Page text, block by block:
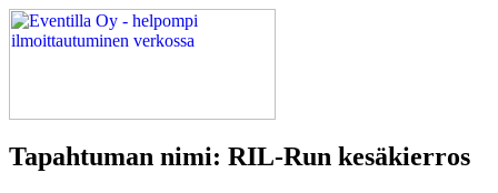
Tapahtuman nimi: RIL-Run kesäkierros